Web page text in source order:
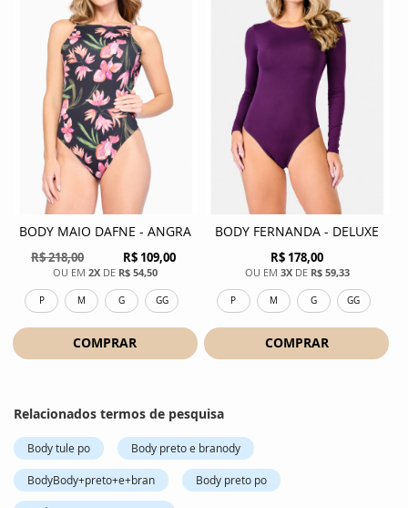
BODY MAIO DAFNE - ANGRA
R$ 109,00
R$ 218,00
2X DE R$ 54,50
P M G GG
COMPRAR
BODY FERNANDA - DELUXE
R$ 178,00
3XDE R$ 59,33
P M G GG
COMPRAR
Relacionados termos de pesquisa
Body tule po Body preto e branody
BodyBody+preto+e+bran Body preto po